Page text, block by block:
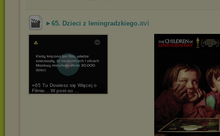
►65. Dzieci z leningradzkiego.avi
»65 Tu Dowiesz się Więcej o
Filmie... W post-so ...